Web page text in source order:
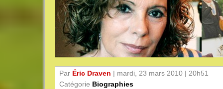
Par Éric Draven | mardi, 23 mars 2010 | 20h51
Catégorie Biographies